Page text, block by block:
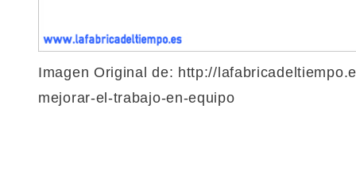
Imagen Original de: http://
mejorar-el-trabajo-en-equipo